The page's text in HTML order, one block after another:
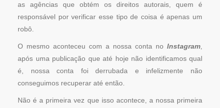
as agências que obtém os direitos autorais, quem é
responsável por verificar esse tipo de coisa é apenas um
robô.
O mesmo aconteceu com a nossa conta no Instagram
após uma publicação que até hoje não identificamos qual
é, nossa conta foi derrubada e infelizmente não
conseguimos recuperar até então.
Não é a primeira vez que isso acontece, a nossa primeira